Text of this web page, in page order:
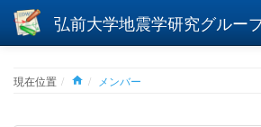
弘前大学地震学研究グルー
現在位置 Homeメンバー